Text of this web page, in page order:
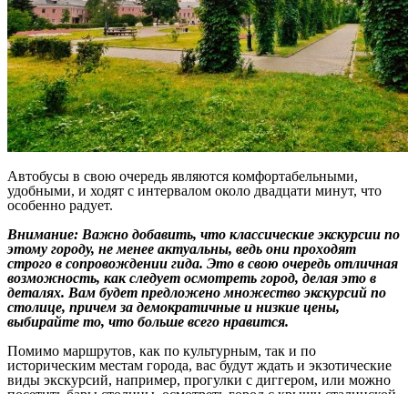
Автобусы в свою очередь являются комфортабельными,
удобными, и ходят с интервалом около двадцати минут, что
особенно радует.
Внимание: Важно добавить, что классические экскурсии по
этому городу, не менее актуальны, ведь они проходят
строго в сопровождении гида. Это в свою очередь отличная
возможность, как следует осмотреть город, делая это в
деталях. Вам будет предложено множество экскурсий по
столице, причем за демократичные и низкие цены,
выбирайте то, что больше всего нравится.
Помимо маршрутов, как по культурным, так и по
историческим местам города, вас будут ждать и экзотические
виды экскурсий, например, прогулки с диггером, или можно